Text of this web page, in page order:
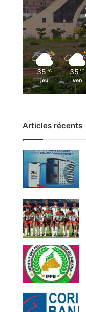
35 ℃
jeu
35 ℃
ven
Articles récents